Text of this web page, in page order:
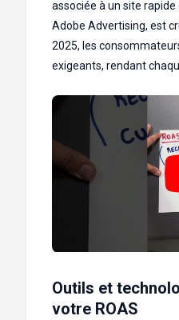
associée à un site
Adobe Advertising, est
2025, les
exigeants, rendant
Outils et
votre ROAS